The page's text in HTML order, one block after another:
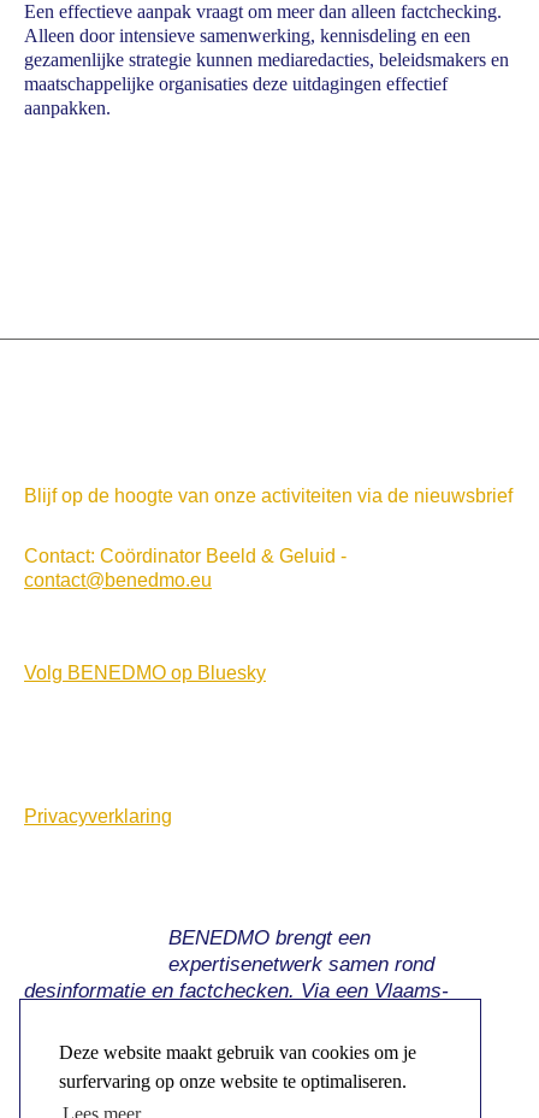
Deze website maakt gebruik van cookies om je
surfervaring op onze website te optimaliseren.
Een effectieve aanpak vraagt om meer dan alleen factchecking.
Alleen door intensieve samenwerking, kennisdeling en een
gezamenlijke strategie kunnen mediaredacties, beleidsmakers en
maatschappelijke organisaties deze uitdagingen effectief
aanpakken.
Blijf op de hoogte van onze activiteiten via de nieuwsbrief
Contact: Coördinator Beeld & Geluid -
contact@benedmo.eu
Volg BENEDMO op Bluesky
Privacyverklaring
BENEDMO brengt een
expertisenetwerk samen rond
desinformatie en factchecken. Via een Vlaams-
tegen de impact en uitdagingen van desinformatie.